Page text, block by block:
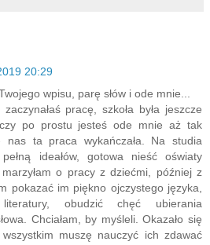
20:29
wpisu, parę słów i ode mnie...
pracę, szkoła była jeszcze
po prostu jesteś ode mnie aż tak
nas ta praca wykańczała. Na studia
ideałów, gotowa nieść oświaty
o pracy z dziećmi, później z
pokazać im piękno ojczystego języka,
literatury, obudzić chęć ubierania
Chciałam, by myśleli. Okazało się
muszę nauczyć ich zdawać